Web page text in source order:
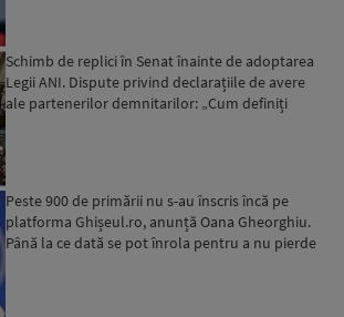
Schimb de replici în Senat înainte de adoptarea
Legii ANI. Dispute privind declarațiile de avere
ale partenerilor demnitarilor: „Cum definiți
Peste 900 de primării nu s-au înscris încă pe
platforma Ghișeul.ro, anunță Oana Gheorghiu.
Până la ce dată se pot înrola pentru a nu pierde